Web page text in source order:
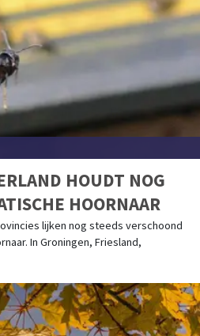
HOUDT NOG
HOORNAAR
lijken nog steeds verschoond
In Groningen, Friesland,